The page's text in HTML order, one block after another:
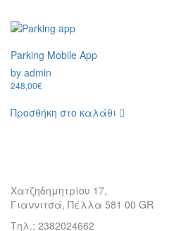
Parking Mobile App
by admin
248,00€
Προσθήκη στο καλάθι
Χατζηδημητρίου 17,
Γιαννιτσά, Πέλλα 581 00 GR
Τηλ.: 2382024662